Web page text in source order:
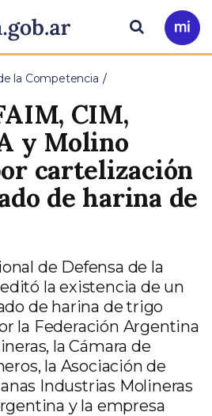
Ir
a
Buscar
la Competencia
CIM,
y Molino
cartelización
de harina de
de Defensa de la
la existencia de un
de harina de trigo
la Federación Argentina
la Cámara de
la Asociación de
Industrias Molineras
y la empresa